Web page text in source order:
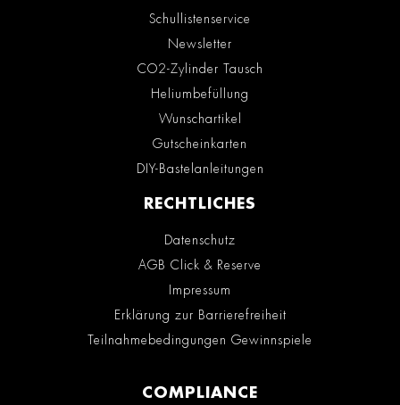
Schullistenservice
Newsletter
CO2-Zylinder Tausch
Heliumbefüllung
Wunschartikel
Gutscheinkarten
DIY-Bastelanleitungen
RECHTLICHES
Datenschutz
AGB Click & Reserve
Impressum
Erklärung zur Barrierefreiheit
Teilnahmebedingungen Gewinnspiele
COMPLIANCE